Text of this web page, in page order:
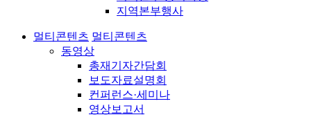
지역본부행사
멀티콘텐츠 멀티콘텐츠
동영상
총재기자간담회
보도자료설명회
컨퍼런스·세미나
영상보고서